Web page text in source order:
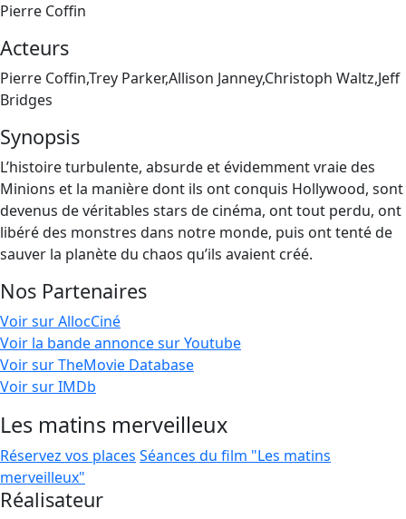
Pierre Coffin
Acteurs
Pierre Coffin,Trey Parker,Allison Janney,Christoph Waltz,Jeff
Bridges
Synopsis
L’histoire turbulente, absurde et évidemment vraie des
Minions et la manière dont ils ont conquis Hollywood, sont
devenus de véritables stars de cinéma, ont tout perdu, ont
libéré des monstres dans notre monde, puis ont tenté de
sauver la planète du chaos qu’ils avaient créé.
Nos Partenaires
Voir sur AllocCiné
Voir la bande annonce sur Youtube
Voir sur TheMovie Database
Voir sur IMDb
Les matins merveilleux
Réservez vos places Séances du film "Les matins
merveilleux"
Réalisateur